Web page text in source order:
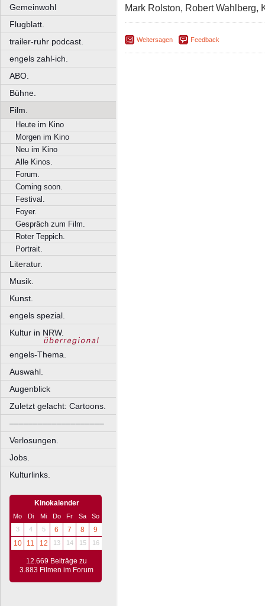
Gemeinwohl
Flugblatt.
trailer-ruhr podcast.
engels zahl-ich.
ABO.
Bühne.
Film.
Heute im Kino
Morgen im Kino
Neu im Kino
Alle Kinos.
Forum.
Coming soon.
Festival.
Foyer.
Gespräch zum Film.
Roter Teppich.
Portrait.
Literatur.
Musik.
Kunst.
engels spezial.
Kultur in NRW.
engels-Thema.
Auswahl.
Augenblick
Zuletzt gelacht: Cartoons.
––––––––––––––––––––
Verlosungen.
Jobs.
Kulturlinks.
Kinokalender
Mo Di Mi Do Fr Sa
So
3
4 5 6 7 8
9
10
11 12 13 14 15 16
12.669 Beiträge zu
3.883 Filmen im Forum
Mark Rolston, Robert Wahlberg,
Weitersagen Feedback